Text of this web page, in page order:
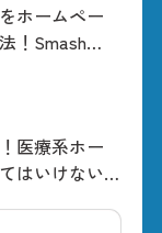
ホームペー
！Smash
応】
医療系ホー
はいけない